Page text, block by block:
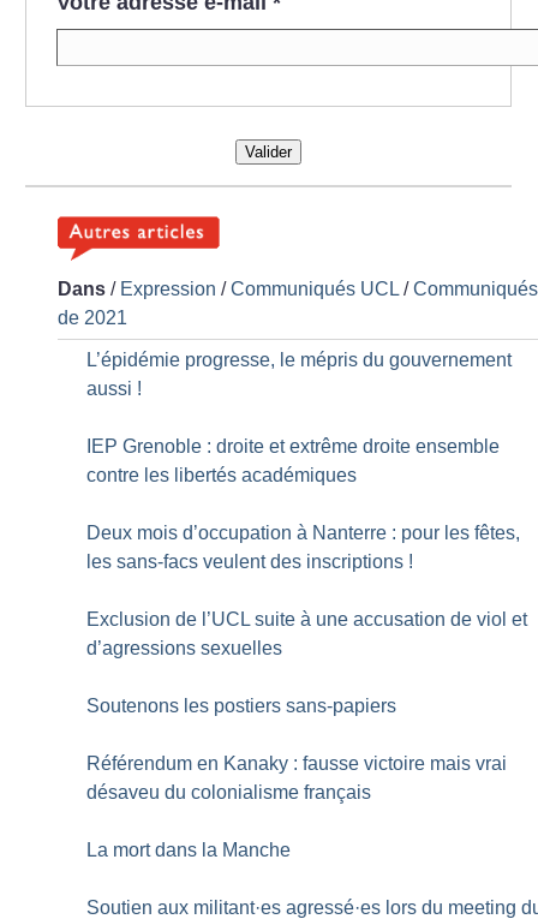
Valider
Dans / Expression /Communiqués UCL /Communiqués
de 2021
L’épidémie progresse, le mépris du gouvernement
aussi !
IEP Grenoble : droite et extrême droite ensemble
contre les libertés académiques
Deux mois d’occupation à Nanterre : pour les fêtes,
les sans-facs veulent des inscriptions !
Exclusion de l’UCL suite à une accusation de viol et
d’agressions sexuelles
Soutenons les postiers sans-papiers
Référendum en Kanaky : fausse victoire mais vrai
désaveu du colonialisme français
La mort dans la Manche
Soutien aux militant·es agressé·es lors du meeting